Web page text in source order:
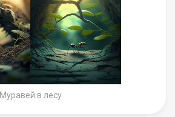
Муравей в лесу